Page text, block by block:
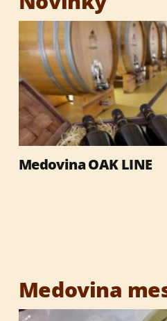
Darčekové sety
Darčekové obaly
Med
Výrobky so včelími
Medovina OAK LINE
Medovina